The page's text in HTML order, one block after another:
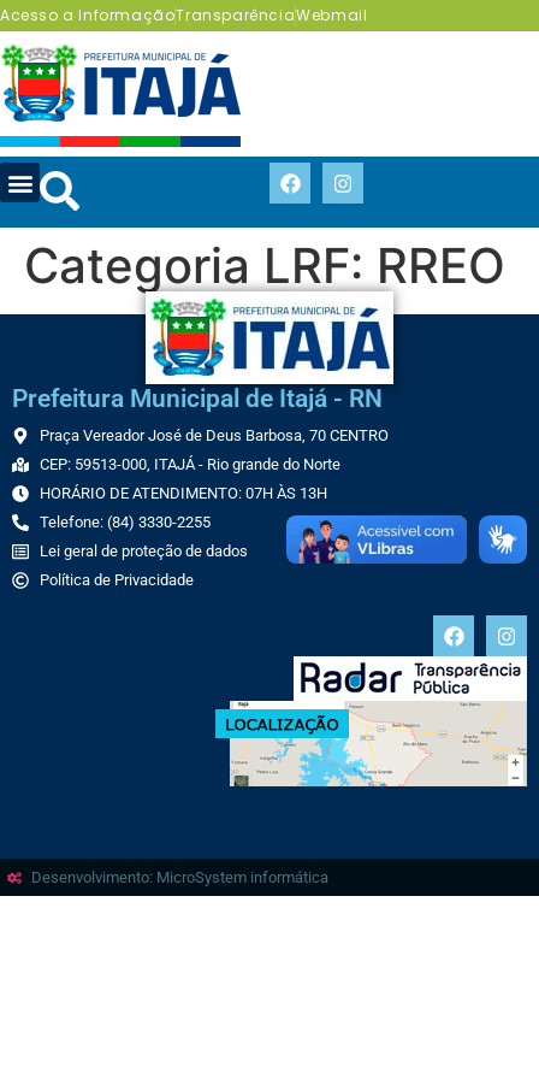
Acesso a InformaçãoTransparênciaWebmail
Categoria LRF: RREO
Prefeitura Municipal de Itajá - RN
Praça Vereador José de Deus Barbosa, 70 CENTRO
CEP: 59513-000, ITAJÁ - Rio grande do Norte
HORÁRIO DE ATENDIMENTO: 07H ÀS 13H
Telefone: (84) 3330-2255
Lei geral de proteção de dados
Política de Privacidade
Desenvolvimento: MicroSystem informática